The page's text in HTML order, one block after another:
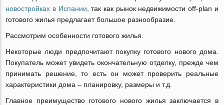
новостройках в Испании , так как рынок недвижимости off-plan и
готового жилья предлагает большое разнообразие.
Рассмотрим особенности готового жилья.
Некоторые люди предпочитают покупку готового нового дома.
Покупатель может увидеть окончательную отделку, прежде чем
принимать решение, то есть он может проверить реальные
характеристики дома – планировку, размеры и т.д.
Главное преимущество готового нового жилья заключается в